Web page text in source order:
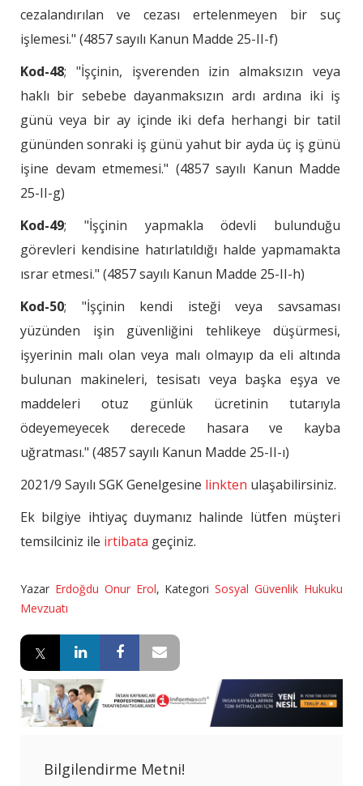
cezalandırılan ve cezası ertelenmeyen bir suç
işlemesi." (4857 sayılı Kanun Madde 25-II-f)
Kod-48; "İşçinin, işverenden izin almaksızın veya
haklı bir sebebe dayanmaksızın ardı ardına iki iş
günü veya bir ay içinde iki defa herhangi bir tatil
gününden sonraki iş günü yahut bir ayda üç iş günü
işine devam etmemesi." (4857 sayılı Kanun Madde
25-II-g)
Kod-49; "İşçinin yapmakla ödevli bulunduğu
görevleri kendisine hatırlatıldığı halde yapmamakta
ısrar etmesi." (4857 sayılı Kanun Madde 25-II-h)
Kod-50; "İşçinin kendi isteği veya savsaması
yüzünden işin güvenliğini tehlikeye düşürmesi,
işyerinin malı olan veya malı olmayıp da eli altında
bulunan makineleri, tesisatı veya başka eşya ve
maddeleri otuz günlük ücretinin tutarıyla
ödeyemeyecek derecede hasara ve kayba
uğratması." (4857 sayılı Kanun Madde 25-II-ı)
2021/9 Sayılı SGK Genelgesine linkten ulaşabilirsiniz.
Ek bilgiye ihtiyaç duymanız halinde lütfen müşteri
temsilciniz ile irtibata geçiniz.
Yazar Erdoğdu Onur Erol, Kategori Sosyal Güvenlik Hukuku
Mevzuatı
Bilgilendirme Metni!